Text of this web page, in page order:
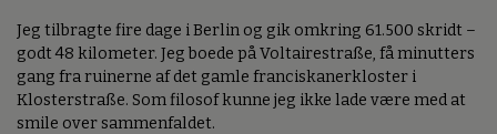
Jeg tilbragte fire dage i Berlin og gik omkring 61.500 skridt –
godt 48 kilometer. Jeg boede på Voltairestraße, få minutters
gang fra ruinerne af det gamle franciskanerkloster i
Klosterstraße. Som filosof kunne jeg ikke lade være med at
smile over sammenfaldet.